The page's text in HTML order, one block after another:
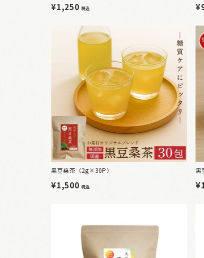
¥1,250税込
黒豆桑茶（2g×30P）
¥1,500税込
黒